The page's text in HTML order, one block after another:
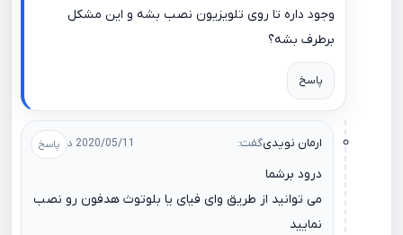
وجود داره تا روی تلویزیون نصب بشه و این مشکل
برطرف بشه؟
پاسخ
ارمان نویدیگفت: 2020/05/11 در 09:43
درود برشما
می توانید از طریق وای فیای یا بلوتوث هدفون رو نصب
نمایید